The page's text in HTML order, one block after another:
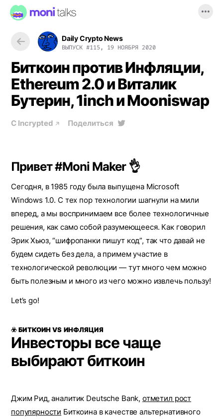
Daily Crypto News
ВЫПУСК #115, 19 НОЯБРЯ 2020
Биткоин против Инфляции,
Ethereum 2.0 и Виталик
Бутерин, 1inch и Mooniswap
С Incrypted Поделиться
Привет #Moni Maker 👌
Сегодня, в 1985 году была выпущена Microsoft
Windows 1.0. С тех пор технологии шагнули на мили
вперед, а мы воспринимаем все более технологичные
решения, как само собой разумеющееся. Как говорил
Эрик Хьюз, “шифропанки пишут код”, так что давай не
будем сидеть без дела, а примем участие в
технологической революции — тут много чем можно
быть полезным и много из чего можно извлечь пользу!
Let’s go!
☣️ БИТКОИН VS ИНФЛЯЦИЯ
Инвесторы все чаще
выбирают биткоин
Джим Рид, аналитик Deutsche Bank, отметил рост
популярности Биткоина в качестве альтернативного